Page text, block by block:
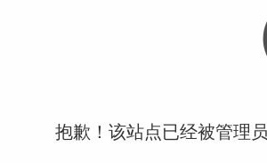
抱歉！该站点已经被管理